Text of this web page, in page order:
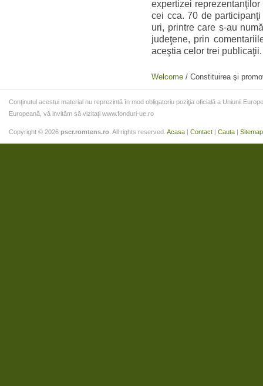
expertizei
cei cca. 70 de
uri, printre care s-au
judeţene, prin
aceştia celor trei
Welcome / Constituirea şi
Conţinutul acestui material nu reprezintă în mod obligatoriu poziţia oficială a Uniunii
Europeană, vă invităm să vizitaţi www.fonduri-ue.ro
Copyright © 2026 pscr.romtens.ro . All rights reserved. Acasa | Contact | Cauta | Sitemap